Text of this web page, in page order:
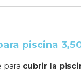
piscina
para cubrir la